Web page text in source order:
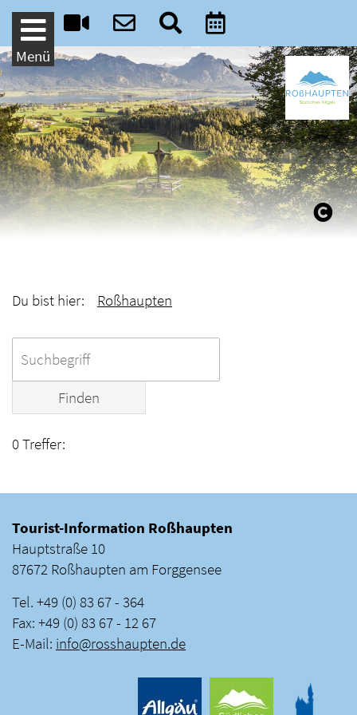
Weiter zum Inhalt
Menü
Du bist hier: Roßhaupten
0 Treffer:
Tourist-Information Roßhaupten
Hauptstraße 10
87672 Roßhaupten am Forggensee
Tel. +49 (0) 83 67 - 364
Fax: +49 (0) 83 67 - 12 67
E-Mail: info@rosshaupten.de